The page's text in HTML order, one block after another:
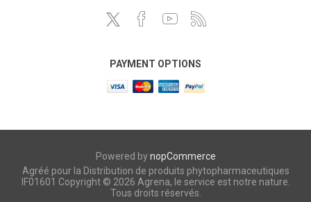
PAYMENT OPTIONS
Powered bynopCommerce
Agréé pour la Distribution de produits phytopharmaceutiques
IF01601 Copyright © 2026 Agrena, le service est notre nature.
Tous droits réservés.